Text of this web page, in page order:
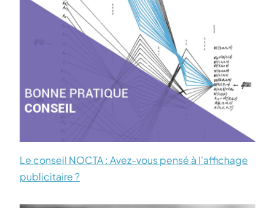
Le conseil NOCTA : Avez-vous pensé à l’affichage
publicitaire ?